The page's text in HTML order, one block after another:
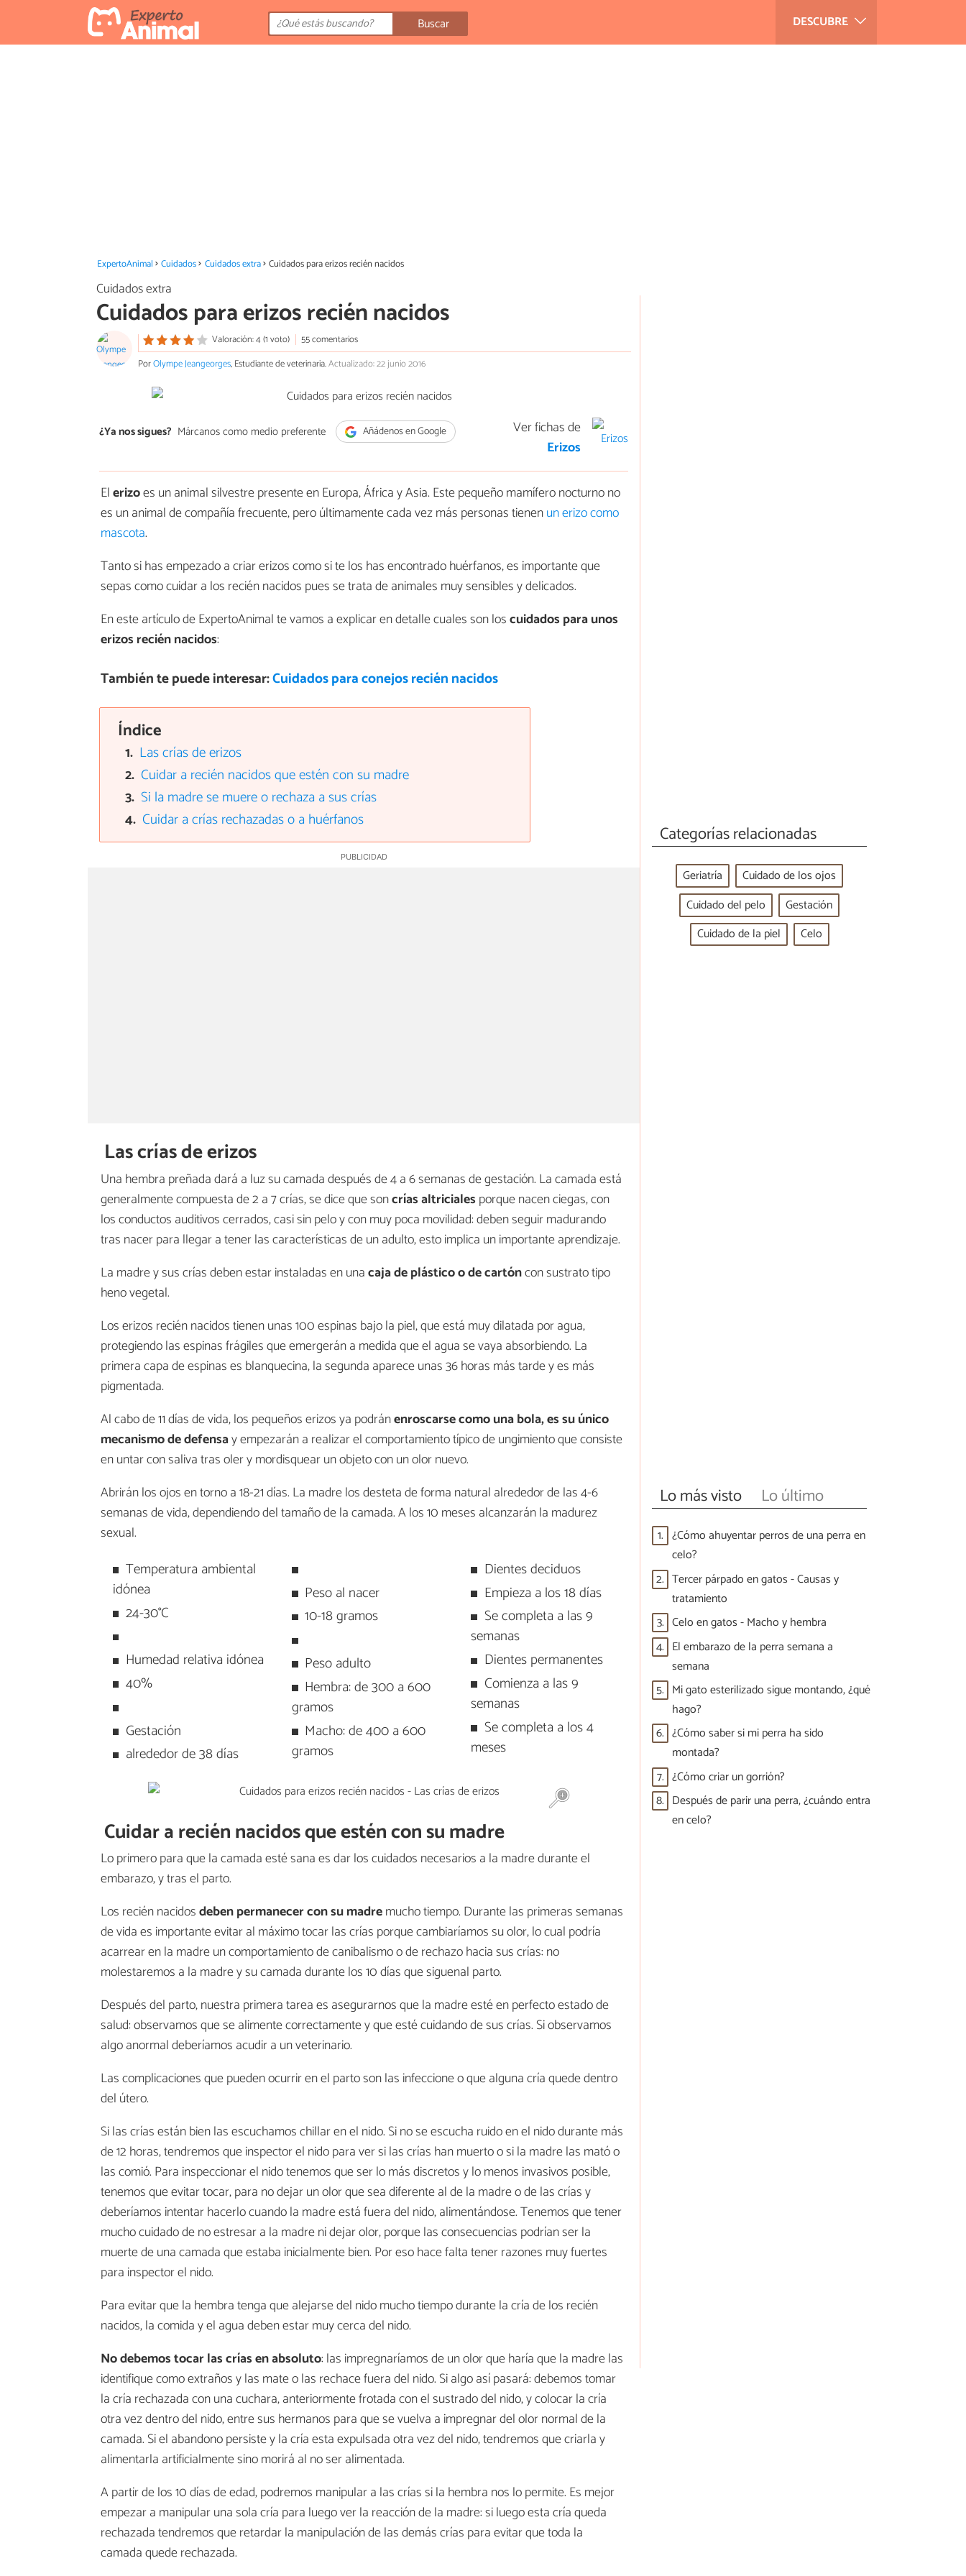
DESCUBRE
Buscar
ExpertoAnimal Cuidados Cuidados extra Cuidados para erizos recién nacidos
Cuidados extra
Cuidados para erizos recién nacidos
Valoración: 4 (1 voto)
55 comentarios
PorOlympe Jeangeorges, Estudiante de veterinaria.Actualizado: 22 junio 2016
¿Ya nos sigues? Márcanos como medio preferente Añádenos en Google
Ver fichas de
Erizos
Elerizoes un animal silvestre presente en Europa, África y Asia. Este pequeño mamífero nocturno no
es un animal de compañía frecuente, pero últimamente cada vez más personas tienenun erizo como
mascota.
Tanto si has empezado a criar erizos como si te los has encontrado huérfanos, es importante que
sepas como cuidar a los recién nacidos pues se trata de animales muy sensibles y delicados.
En este artículo de ExpertoAnimal te vamos a explicar en detalle cuales son loscuidados para unos
erizos recién nacidos:
También te puede interesar:Cuidados para conejos recién nacidos
Índice
Las crías de erizos
Cuidar a recién nacidos que estén con su madre
Si la madre se muere o rechaza a sus crías
Cuidar a crías rechazadas o a huérfanos
Las crías de erizos
Una hembra preñada dará a luz su camada después de 4 a 6 semanas de gestación. La camada está
generalmente compuesta de 2 a 7 crías, se dice que soncríasaltriciales porque nacen ciegas, con
los conductos auditivos cerrados, casi sin pelo y con muy poca movilidad: deben seguir madurando
tras nacer para llegar a tener las características de un adulto, esto implica un importante aprendizaje.
La madre y sus crías deben estar instaladas en unacaja de plástico o de cartóncon sustrato tipo
heno vegetal.
Los erizos recién nacidos tienen unas 100 espinas bajo la piel, que está muy dilatada por agua,
protegiendo las espinas frágiles que emergerán a medida que el agua se vaya absorbiendo. La
primera capa de espinas es blanquecina, la segunda aparece unas 36 horas más tarde y es más
pigmentada.
Al cabo de 11 días de vida, los pequeños erizos ya podránenroscarse como una bola, es su único
mecanismo de defensay empezarán a realizar el comportamiento típico de ungimiento que consiste
en untar con saliva tras oler y mordisquear un objeto con un olor nuevo.
Abrirán los ojos en torno a 18-21 días. La madre los desteta de forma natural alrededor de las 4-6
semanas de vida, dependiendo del tamaño de la camada. A los 10 meses alcanzarán la madurez
sexual.
Temperatura ambiental
idónea
24-30°C
Humedad relativa idónea
40%
Gestación
alrededor de 38 días
Peso al nacer
10-18 gramos
Peso adulto
Hembra: de 300 a 600
gramos
Macho: de 400 a 600
gramos
Dientes deciduos
Empieza a los 18 días
Se completa a las 9
semanas
Dientes permanentes
Comienza a las 9
semanas
Se completa a los 4
meses
Cuidar a recién nacidos que estén con su madre
Lo primero para que la camada esté sana es dar los cuidados necesarios a la madre durante el
embarazo, y tras el parto.
Los recién nacidosdeben permanecer con su madremucho tiempo. Durante las primeras semanas
de vida es importante evitar al máximo tocar las crías porque cambiaríamos su olor, lo cual podría
acarrear en la madre un comportamiento de canibalismo o de rechazo hacia sus crías: no
molestaremos a la madre y su camada durante los 10 días que siguenal parto.
Después del parto, nuestra primera tarea es asegurarnos que la madre esté en perfecto estado de
salud: observamos que se alimente correctamente y que esté cuidando de sus crías. Si observamos
algo anormal deberíamos acudir a un veterinario.
Las complicaciones que pueden ocurrir en el parto son las infeccione o que alguna cría quede dentro
del útero.
Si las crías están bien las escuchamos chillar en el nido. Si no se escucha ruido en el nido durante más
de 12 horas, tendremos que inspector el nido para ver si las crías han muerto o si la madre las mató o
las comió. Para inspeccionar el nido tenemos que ser lo más discretos y lo menos invasivos posible,
tenemos que evitar tocar, para no dejar un olor que sea diferente al de la madre o de las crías y
deberíamos intentar hacerlo cuando la madre está fuera del nido, alimentándose. Tenemos que tener
mucho cuidado de no estresar a la madre ni dejar olor, porque las consecuencias podrían ser la
muerte de una camada que estaba inicialmente bien. Por eso hace falta tener razones muy fuertes
para inspector el nido.
Para evitar que la hembra tenga que alejarse del nido mucho tiempo durante la cría de los recién
nacidos, la comida y el agua deben estar muy cerca del nido.
No debemos tocar las crías en absoluto: las impregnaríamos de un olor que haría que la madre las
identifique como extraños y las mate o las rechace fuera del nido. Si algo así pasará: debemos tomar
la cría rechazada con una cuchara, anteriormente frotada con el sustrado del nido, y colocar la cría
otra vez dentro del nido, entre sus hermanos para que se vuelva a impregnar del olor normal de la
camada. Si el abandono persiste y la cría esta expulsada otra vez del nido, tendremos que criarla y
alimentarla artificialmente sino morirá al no ser alimentada.
A partir de los 10 días de edad, podremos manipular a las crías si la hembra nos lo permite. Es mejor
empezar a manipular una sola cría para luego ver la reacción de la madre: si luego esta cría queda
rechazada tendremos que retardar la manipulación de las demás crías para evitar que toda la
camada quede rechazada.
Categorías relacionadas
Geriatría
Cuidado de los ojos
Cuidado del pelo
Gestación
Cuidado de la piel
Celo
Lo más visto Lo último
1. ¿Cómo ahuyentar perros de una perra en
celo?
2. Tercer párpado en gatos - Causas y
tratamiento
3. Celo en gatos - Macho y hembra
4. El embarazo de la perra semana a
semana
5. Mi gato esterilizado sigue montando, ¿qué
hago?
6. ¿Cómo saber si mi perra ha sido
montada?
7. ¿Cómo criar un gorrión?
8. Después de parir una perra, ¿cuándo entra
en celo?